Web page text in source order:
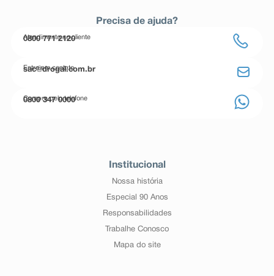
Precisa de ajuda?
Atendimento ao cliente
0800 771 2120
Entre em contato
sac@drogal.com.br
Compre pelo telefone
0800 347 0000
Institucional
Nossa história
Especial 90 Anos
Responsabilidades
Trabalhe Conosco
Mapa do site